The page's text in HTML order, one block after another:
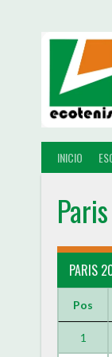
INICIO
PARIS
Pos
1